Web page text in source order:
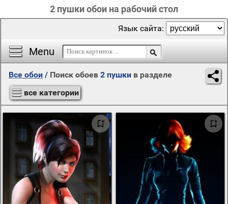
2 пушки обои на рабочий стол
Menu
Язык сайта:
Все обои / Поиск обоев 2 пушки в разделе
все категории